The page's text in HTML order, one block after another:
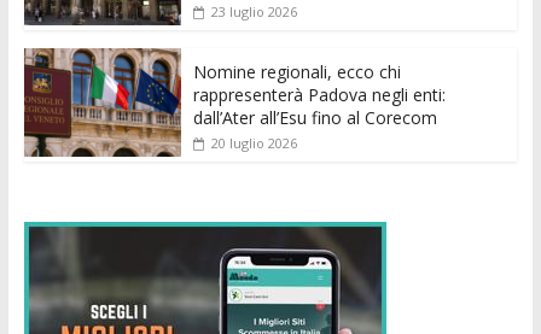
23 luglio 2026
Nomine regionali, ecco chi
rappresenterà Padova negli enti:
dall’Ater all’Esu fino al Corecom
20 luglio 2026